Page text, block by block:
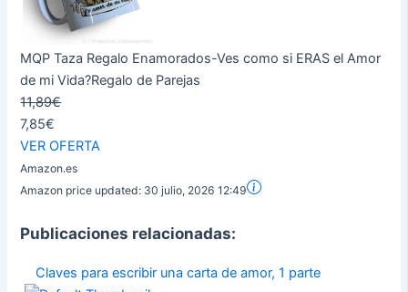
MQP Taza Regalo Enamorados-Ves como si ERAS el Amor
de mi Vida?Regalo de Parejas
11,89€
7,85€
VER OFERTA
Amazon.es
Amazon price updated: 30 julio, 2026 12:49
Publicaciones relacionadas:
Claves para escribir una carta de amor, 1 parte